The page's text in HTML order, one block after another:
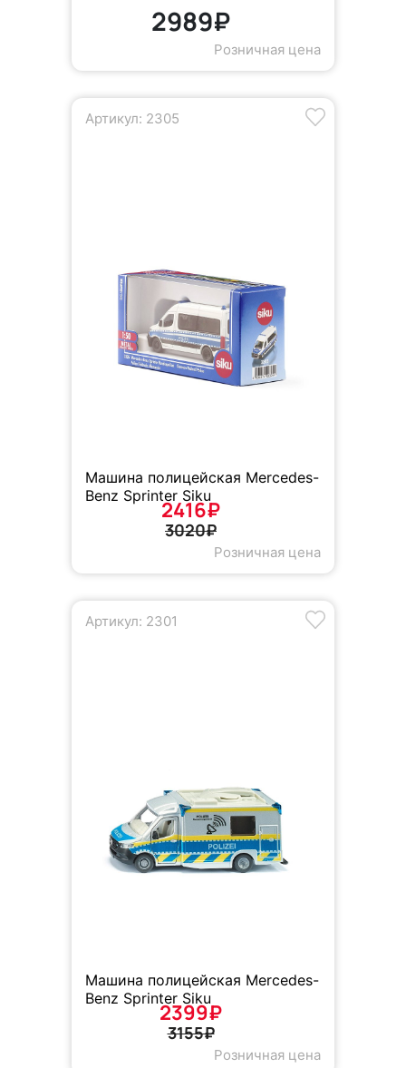
2989₽
Розничная цена
Артикул: 2305
Машина полицейская Mercedes-
Benz Sprinter Siku
2416₽
3020₽
Розничная цена
Артикул: 2301
Машина полицейская Mercedes-
Benz Sprinter Siku
2399₽
3155₽
Розничная цена